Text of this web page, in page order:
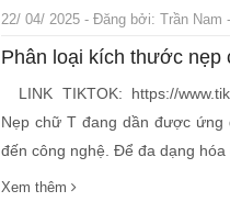
22/ 04/ 2025 - Đăng bởi: Trần Nam
Phân loại kích thước
LINK TIKTOK: https://
Nẹp chữ T đang dần được ứng
đến công nghệ. Để đa dạng
Xem thêm